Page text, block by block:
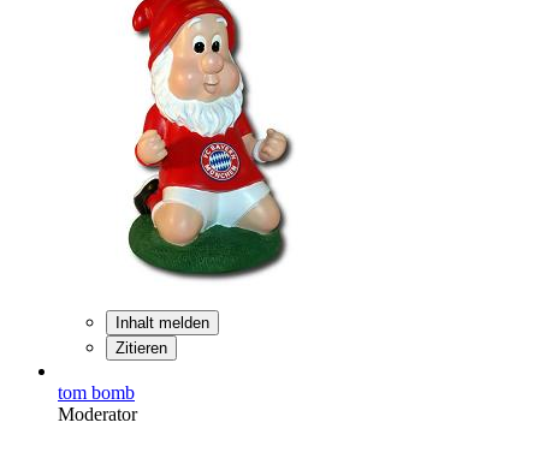
Inhalt melden
Zitieren
tom bomb
Moderator